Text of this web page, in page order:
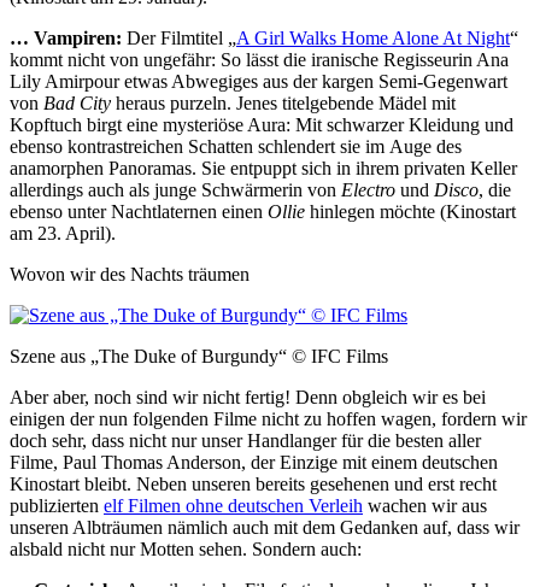
… Vampiren: Der Filmtitel „A Girl Walks Home Alone At Night“
kommt nicht von ungefähr: So lässt die iranische Regisseurin Ana
Lily Amirpour etwas Abwegiges aus der kargen Semi-Gegenwart
von Bad City heraus purzeln. Jenes titelgebende Mädel mit
Kopftuch birgt eine mysteriöse Aura: Mit schwarzer Kleidung und
ebenso kontrastreichen Schatten schlendert sie im Auge des
anamorphen Panoramas. Sie entpuppt sich in ihrem privaten Keller
allerdings auch als junge Schwärmerin von Electro und Disco, die
ebenso unter Nachtlaternen einen Ollie hinlegen möchte (Kinostart
am 23. April).
Wovon wir des Nachts träumen
Szene aus „The Duke of Burgundy“ © IFC Films
Aber aber, noch sind wir nicht fertig! Denn obgleich wir es bei
einigen der nun folgenden Filme nicht zu hoffen wagen, fordern wir
doch sehr, dass nicht nur unser Handlanger für die besten aller
Filme, Paul Thomas Anderson, der Einzige mit einem deutschen
Kinostart bleibt. Neben unseren bereits gesehenen und erst recht
publizierten elf Filmen ohne deutschen Verleih wachen wir aus
unseren Albträumen nämlich auch mit dem Gedanken auf, dass wir
alsbald nicht nur Motten sehen. Sondern auch: